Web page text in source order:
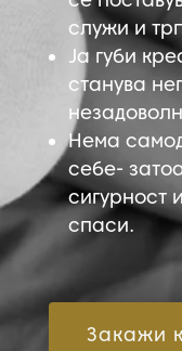
служи и
Ја губи
станува
Нема
себе-
сигурност
спаси.
Закажи